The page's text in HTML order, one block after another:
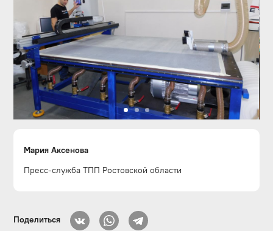
Мария Аксенова
Пресс-служба ТПП Ростовской области
Поделиться